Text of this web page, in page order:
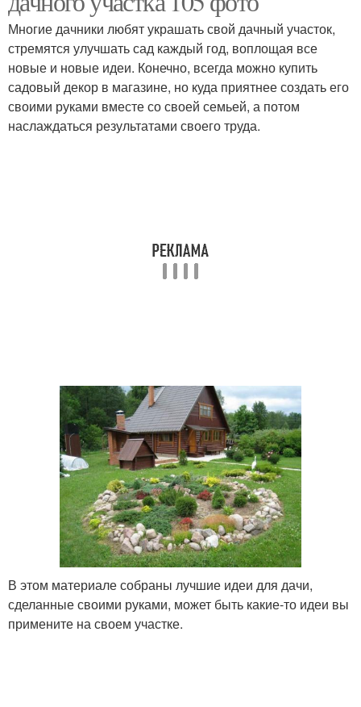
Многие дачники любят украшать свой дачный участок,
стремятся улучшать сад каждый год, воплощая все
новые и новые идеи. Конечно, всегда можно купить
садовый декор в магазине, но куда приятнее создать его
своими руками вместе со своей семьей, а потом
наслаждаться результатами своего труда.
В этом материале собраны лучшие идеи для дачи,
сделанные своими руками, может быть какие-то идеи вы
примените на своем участке.